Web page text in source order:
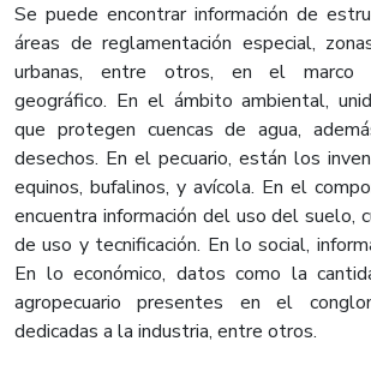
Se puede encontrar información de
áreas de reglamentación especial,
urbanas, entre otros, en el marco
geográfico. En el ámbito ambiental,
que protegen cuencas de agua,
desechos. En el pecuario, están los
equinos, bufalinos, y avícola. En el
encuentra información del uso del suelo,
de uso y tecnificación. En lo social,
En lo económico, datos como la
agropecuario presentes en el
dedicadas a la industria, entre otros. ​